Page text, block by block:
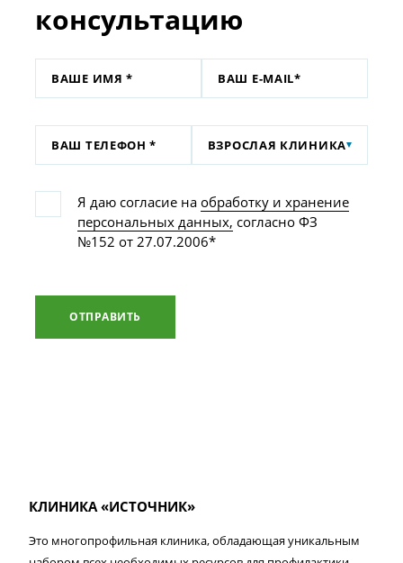
консультацию
ВЗРОСЛАЯ КЛИНИКА
Я даю согласие на обработку и хранение
персональных данных, согласно ФЗ
№152 от 27.07.2006*
ОТПРАВИТЬ
КЛИНИКА «ИСТОЧНИК»
Это многопрофильная клиника, обладающая уникальным